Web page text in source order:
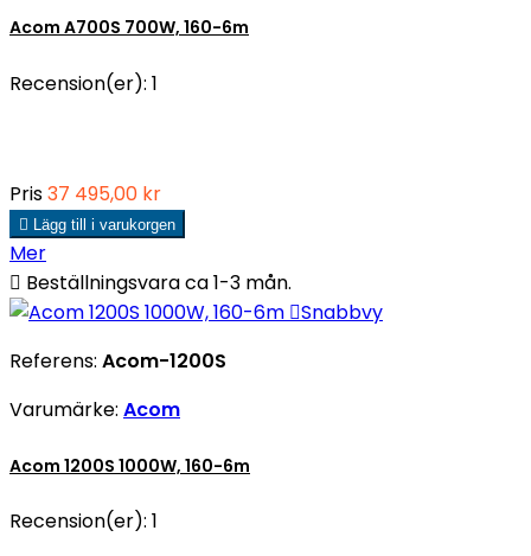
Acom A700S 700W, 160-6m
Recension(er): 1
Pris37 495,00 kr
 Lägg till i varukorgen
Mer
 Beställningsvara ca 1-3 mån.
Snabbvy
Referens: Acom-1200S
Varumärke: Acom
Acom 1200S 1000W, 160-6m
Recension(er): 1